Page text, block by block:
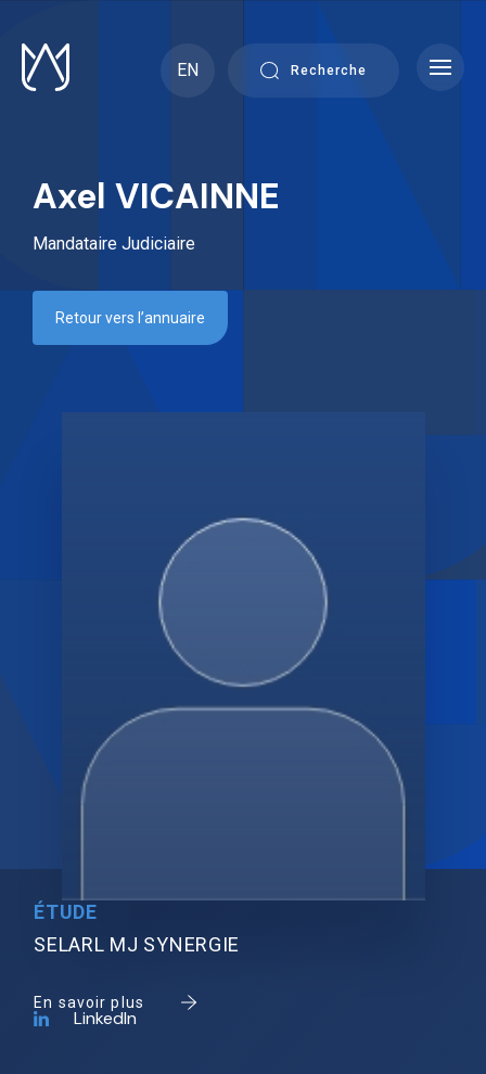
content
EN
Recherche
Axel VICAINNE
Mandataire Judiciaire
Retour vers l’annuaire
ÉTUDE
SELARL MJ SYNERGIE
En savoir plus
LinkedIn